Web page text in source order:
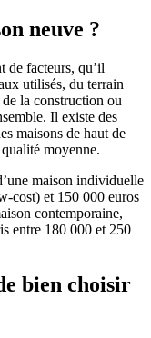
neuve ?
de facteurs, qu’il
utilisés, du terrain
la construction ou
Il existe des
maisons de haut de
moyenne.
maison individuelle
cost) et 150 000 euros
contemporaine,
entre 180 000 et 250
bien choisir